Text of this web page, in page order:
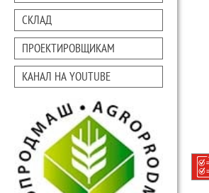
СКЛАД
ПРОЕКТИРОВЩИКАМ
КАНАЛ НА YOUTUBE